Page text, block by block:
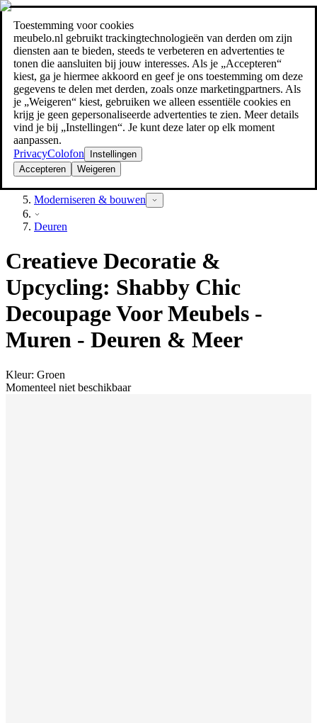
Toestemming voor cookies
meubelo.nl gebruikt trackingtechnologieën van derden om zijn
diensten aan te bieden, steeds te verbeteren en advertenties te
tonen die aansluiten bij jouw interesses. Als je „Accepteren“
kiest, ga je hiermee akkoord en geef je ons toestemming om deze
gegevens te delen met derden, zoals onze marketingpartners. Als
je „Weigeren“ kiest, gebruiken we alleen essentiële cookies en
krijg je geen gepersonaliseerde advertenties te zien. Meer details
vind je bij „Instellingen“. Je kunt deze later op elk moment
aanpassen.
PrivacyColofon
Instellingen
Accepteren
Weigeren
Zoeken
meubel jezelf de beste prijs!meubel jezelf de beste prijs!
Bouwmarkt
Moderniseren & bouwen
Deuren
Creatieve Decoratie &
Upcycling: Shabby Chic
Decoupage Voor Meubels -
Muren - Deuren & Meer
Kleur: Groen
Momenteel niet beschikbaar